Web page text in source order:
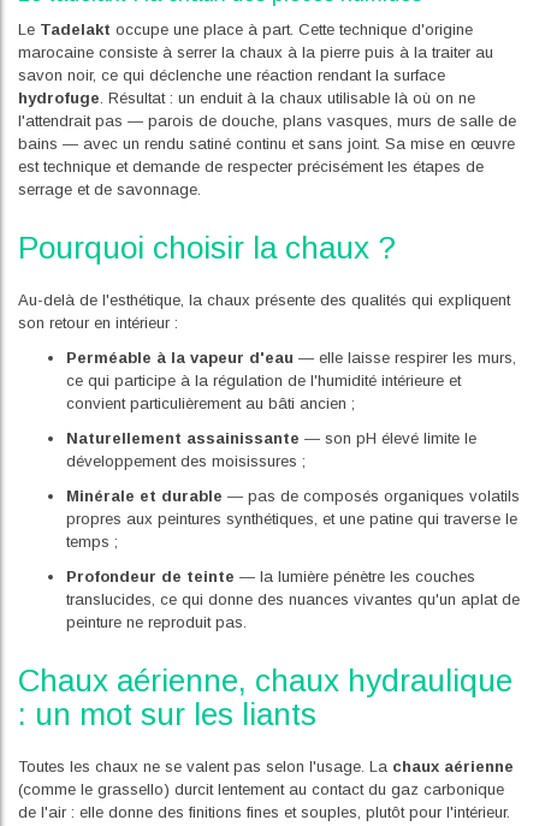
Le Tadelakt occupe une place à part. Cette technique d'origine
marocaine consiste à serrer la chaux à la pierre puis à la traiter au
savon noir, ce qui déclenche une réaction rendant la surface
hydrofuge . Résultat : un enduit à la chaux utilisable là où on ne
l'attendrait pas — parois de douche, plans vasques, murs de salle de
bains — avec un rendu satiné continu et sans joint. Sa mise en œuvre
est technique et demande de respecter précisément les étapes de
serrage et de savonnage.
Pourquoi choisir la chaux ?
Au-delà de l'esthétique, la chaux présente des qualités qui expliquent
son retour en intérieur :
Perméable à la vapeur d'eau — elle laisse respirer les murs,
ce qui participe à la régulation de l'humidité intérieure et
convient particulièrement au bâti ancien ;
Naturellement assainissante — son pH élevé limite le
développement des moisissures ;
Minérale et durable — pas de composés organiques volatils
propres aux peintures synthétiques, et une patine qui traverse le
temps ;
Profondeur de teinte — la lumière pénètre les couches
translucides, ce qui donne des nuances vivantes qu'un aplat de
peinture ne reproduit pas.
Chaux aérienne, chaux hydraulique
: un mot sur les liants
Toutes les chaux ne se valent pas selon l'usage. La chaux aérienne
(comme le grassello) durcit lentement au contact du gaz carbonique
de l'air : elle donne des finitions fines et souples, plutôt pour l'intérieur.